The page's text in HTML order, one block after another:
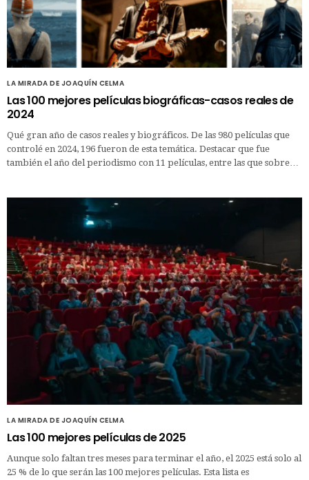
LA MIRADA DE JOAQUÍN CELMA
Las 100 mejores películas biográficas-casos reales de
2024
Qué gran año de casos reales y biográficos. De las 980 películas que
controlé en 2024, 196 fueron de esta temática. Destacar que fue
también el año del periodismo con 11 películas, entre las que sobre…
LA MIRADA DE JOAQUÍN CELMA
Las 100 mejores películas de 2025
Aunque solo faltan tres meses para terminar el año, el 2025 está solo al
25 % de lo que serán las 100 mejores películas. Esta lista es